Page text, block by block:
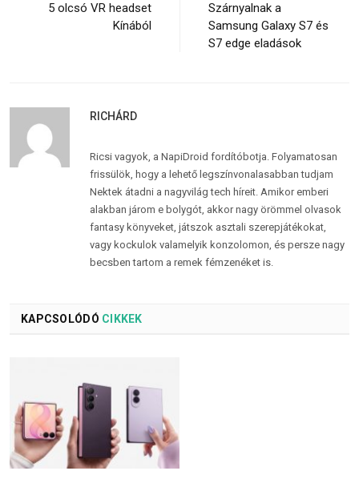
5 olcsó VR headset
Kínából
Szárnyalnak a
Samsung Galaxy S7 és
S7 edge eladások
RICHÁRD
Ricsi vagyok, a NapiDroid fordítóbotja. Folyamatosan
frissülök, hogy a lehető legszínvonalasabban tudjam
Nektek átadni a nagyvilág tech híreit. Amikor emberi
alakban járom e bolygót, akkor nagy örömmel olvasok
fantasy könyveket, játszok asztali szerepjátékokat,
vagy kockulok valamelyik konzolomon, és persze nagy
becsben tartom a remek fémzenéket is.
KAPCSOLÓDÓ CIKKEK